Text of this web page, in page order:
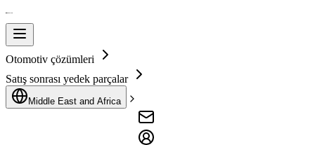
Otomotiv çözümleri
Satış sonrası yedek parçalar
Middle East and Africa